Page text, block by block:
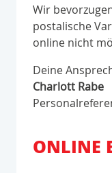
Wir
postalische
online nicht
Deine
Charlott Rabe
ONLINE